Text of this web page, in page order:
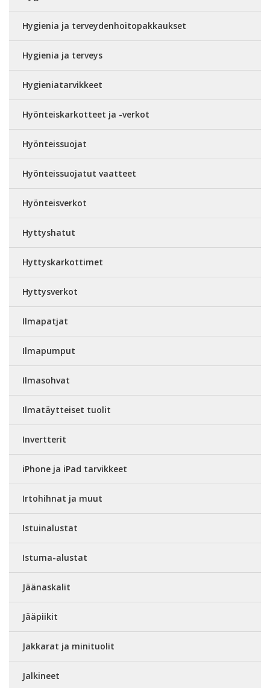
Hygienia ja terveydenhoitopakkaukset
Hygienia ja terveys
Hygieniatarvikkeet
Hyönteiskarkotteet ja -verkot
Hyönteissuojat
Hyönteissuojatut vaatteet
Hyönteisverkot
Hyttyshatut
Hyttyskarkottimet
Hyttysverkot
Ilmapatjat
Ilmapumput
Ilmasohvat
Ilmatäytteiset tuolit
Invertterit
iPhone ja iPad tarvikkeet
Irtohihnat ja muut
Istuinalustat
Istuma-alustat
Jäänaskalit
Jääpiikit
Jakkarat ja minituolit
Jalkineet